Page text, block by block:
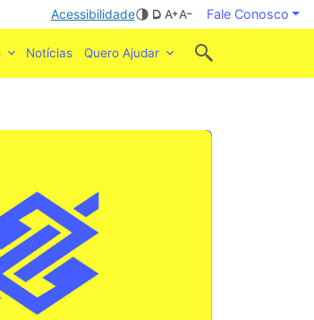
Acessibilidade Fale Conosco
Notícias Quero Ajudar